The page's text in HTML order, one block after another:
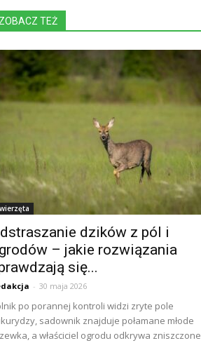
ZOBACZ TEŻ
dzików z pól i
– jakie rozwiązania
się...
- 30 maja 2026
po porannej kontroli widzi zryte pole
sadownik znajduje połamane młode
a właściciel ogrodu odkrywa zniszczone